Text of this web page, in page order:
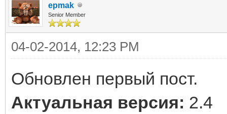
epmak
Senior Member
04-02-2014, 12:23 PM
Обновлен первый пост.
Актуальная версия: 2.4